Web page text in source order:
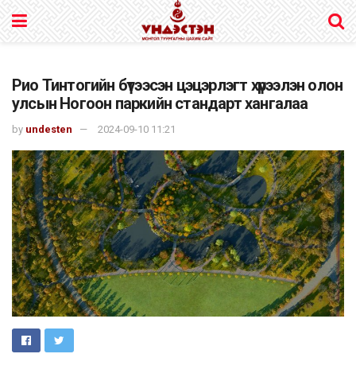
Рио Тинтогийн бүтээсэн цэцэрлэгт хүрээлэн олон
улсын Ногоон паркийн стандарт хангалаа
by undesten 2024-09-10 11:21